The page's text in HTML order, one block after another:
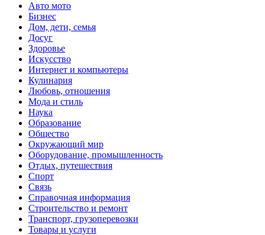
Авто мото
Бизнес
Дом, дети, семья
Досуг
Здоровье
Искусство
Интернет и компьютеры
Кулинария
Любовь, отношения
Мода и стиль
Наука
Образование
Общество
Окружающий мир
Оборудование, промышленность
Отдых, путешествия
Спорт
Связь
Справочная информация
Строительство и ремонт
Транспорт, грузоперевозки
Товары и услуги